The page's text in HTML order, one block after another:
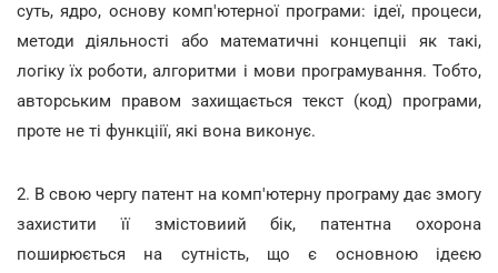
суть, ядро, основу комп'ютерної програми: ідеї, процеси,
методи діяльності або математичні концепціі як такі,
логіку їх роботи, алгоритми і мови програмування. Тобто,
авторським правом захищається текст (код) програми,
проте не ті функціії, які вона виконує.
2. В свою чергу патент на комп'ютерну програму дає змогу
захистити її змістовиий бік, патентна охорона
поширюється на сутність, що є основною ідеєю